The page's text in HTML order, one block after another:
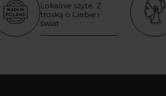
Lokalnie szyte. Z
troską o Ciebie i
świat